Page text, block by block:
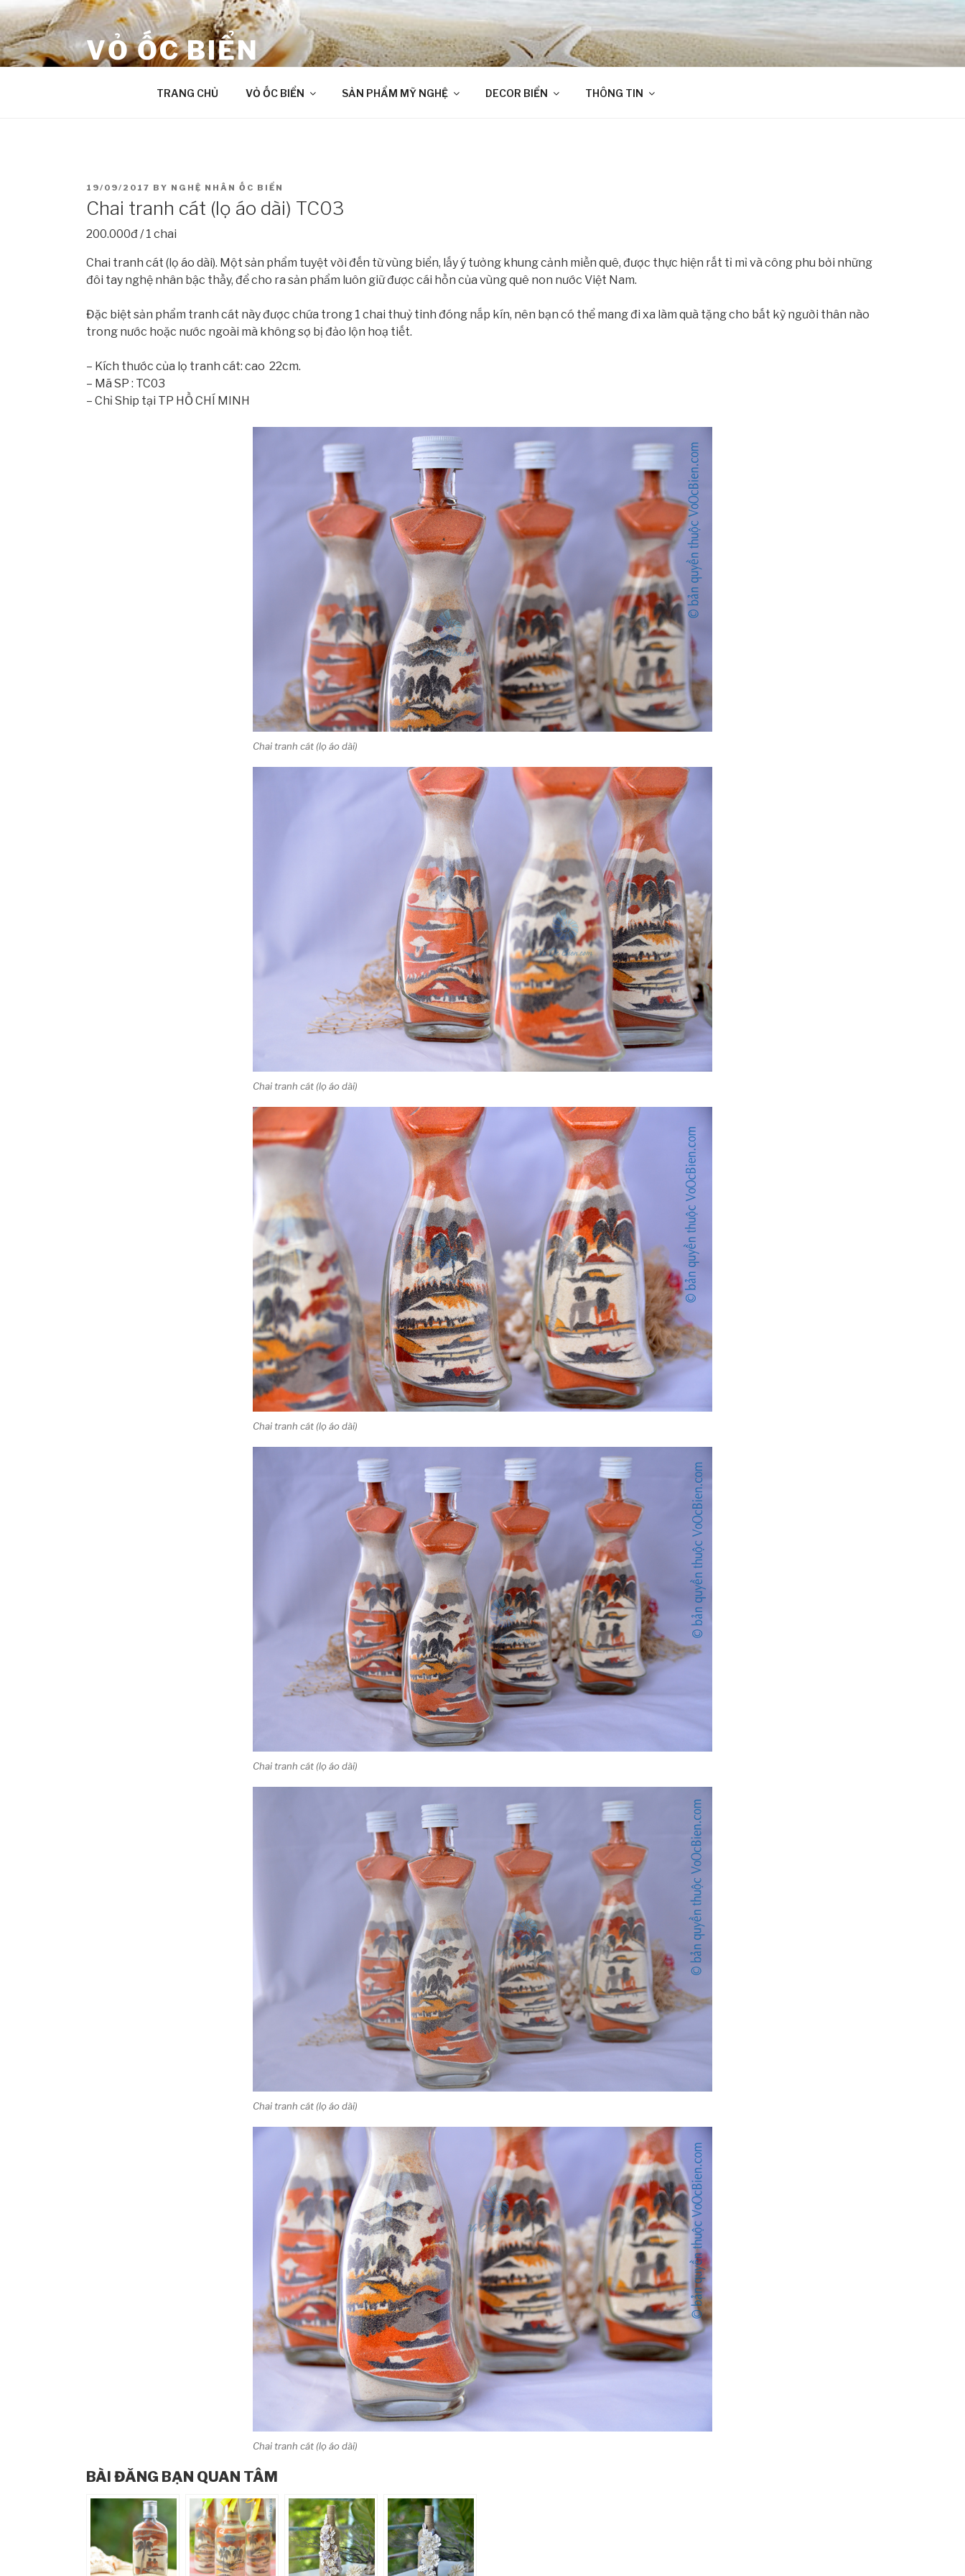
Skip
to
content
VỎ ỐC BIỂN
TRANG CHỦ VỎ ỐC BIỂN SẢN PHẨM MỸ NGHỆ DECOR BIỂN THÔNG TIN
POSTED
ON
19/09/2017 BY NGHỆ NHÂN ỐC BIỂN
Chai tranh cát (lọ áo dài) TC03
200.000đ / 1 chai
Chai tranh cát (lọ áo dài). Một sản phẩm tuyệt vời đến từ vùng biển, lấy ý tưởng khung cảnh miền quê, được thực hiện rất tỉ mỉ và công phu bởi những
đôi tay nghệ nhân bậc thầy, để cho ra sản phẩm luôn giữ được cái hồn của vùng quê non nước Việt Nam.
Đặc biệt sản phẩm tranh cát này được chứa trong 1 chai thuỷ tinh đóng nắp kín, nên bạn có thể mang đi xa làm quà tặng cho bất kỳ người thân nào
trong nước hoặc nước ngoài mà không sợ bị đảo lộn hoạ tiết.
– Kích thước của lọ tranh cát: cao 22cm.
– Mã SP : TC03
– Chỉ Ship tại TP HỒ CHÍ MINH
Chai tranh cát (lọ áo dài)
Chai tranh cát (lọ áo dài)
Chai tranh cát (lọ áo dài)
Chai tranh cát (lọ áo dài)
Chai tranh cát (lọ áo dài)
Chai tranh cát (lọ áo dài)
BÀI ĐĂNG BẠN QUAN TÂM